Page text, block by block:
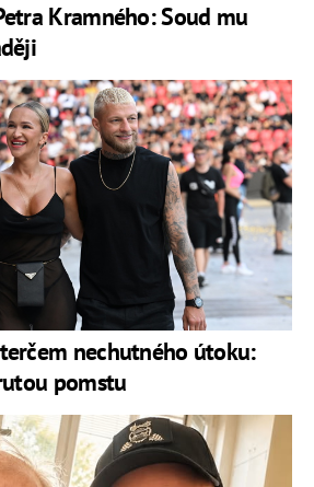
Kramného: Soud mu
nechutného útoku:
pomstu